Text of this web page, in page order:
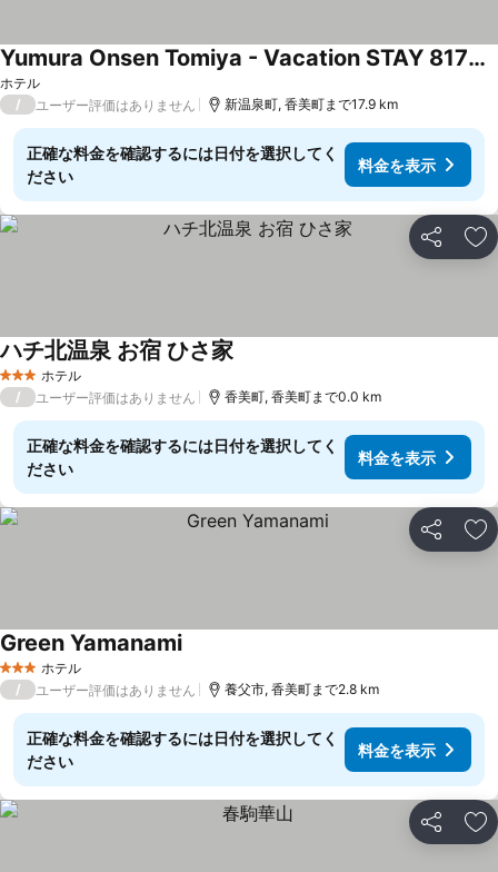
ホテル
Yumura Onsen Tomiya - Vacation STAY 81727v
/ ユーザー評価はありません 新温泉町, 香美町まで17.9 km
正確な料金を確認するには日付を選択してく
ださい
料金を表示
シェア お
3 ホテルのランク
ホテル
ハチ北温泉 お宿 ひさ家
/ ユーザー評価はありません 香美町, 香美町まで0.0 km
正確な料金を確認するには日付を選択してく
ださい
料金を表示
シェア お
3 ホテルのランク
ホテル
Green Yamanami
/ ユーザー評価はありません 養父市, 香美町まで2.8 km
正確な料金を確認するには日付を選択してく
ださい
料金を表示
シェア お